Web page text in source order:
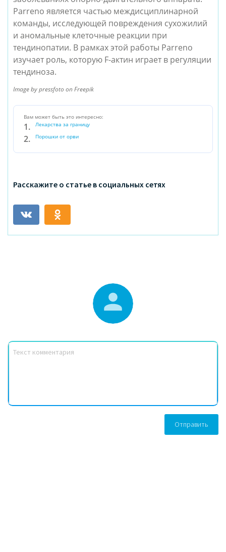
Parreno является частью междисциплинарной
команды, исследующей повреждения сухожилий
и аномальные клеточные реакции при
тендинопатии. В рамках этой работы Parreno
изучает роль, которую F-актин играет в регуляции
тендиноза.
Image by pressfoto on Freepik
Вам может быть это интересно:
Лекарства за границу
Порошки от орви
Расскажите о статье в социальных сетях
Отправить